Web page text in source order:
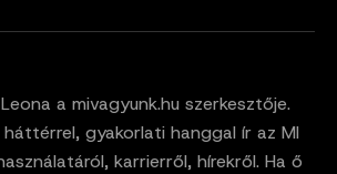
a mivagyunk.hu szerkesztője.
gyakorlati hanggal ír az MI
karrierről, hírekről. Ha ő